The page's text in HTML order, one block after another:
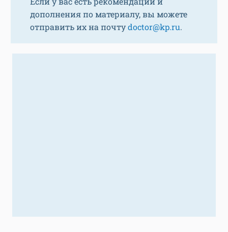
дополнения по материалу, вы можете
отправить их на почтуdoctor@kp.ru.